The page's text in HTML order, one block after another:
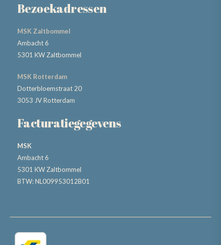
Bezoekadressen
MSK Zaltbommel
Ambacht 6
5301 KW Zaltbommel
MSK Rotterdam
Dotterbloemstraat 20
3053 JV Rotterdam
Facturatiegegevens
MSK
Ambacht 6
5301 KW Zaltbommel
BTW: NL009953012B01